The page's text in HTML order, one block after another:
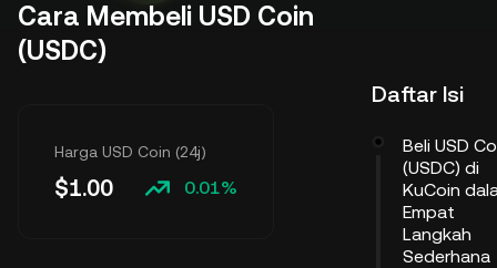
Cara Membeli USD Coin
(USDC)
Harga USD Coin (24j)
$1.00 0.01%
Daftar Isi
Beli USD
(USDC) di
KuCoin
Empat
Langkah
Sederhana